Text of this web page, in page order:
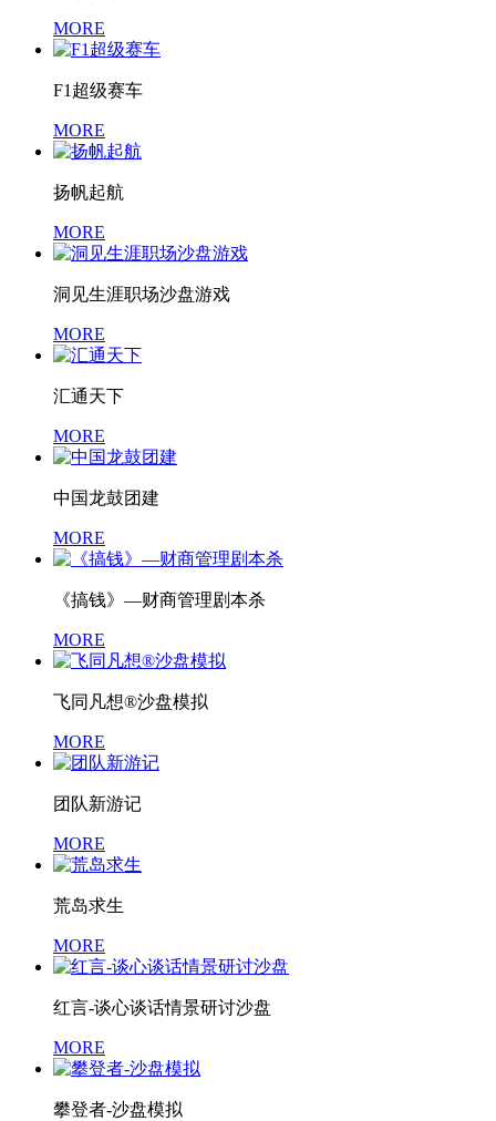
MORE
F1超级赛车
MORE
扬帆起航
MORE
洞见生涯职场沙盘游戏
MORE
汇通天下
MORE
中国龙鼓团建
MORE
《搞钱》—财商管理剧本杀
MORE
飞同凡想®沙盘模拟
MORE
团队新游记
MORE
荒岛求生
MORE
红言-谈心谈话情景研讨沙盘
MORE
攀登者-沙盘模拟